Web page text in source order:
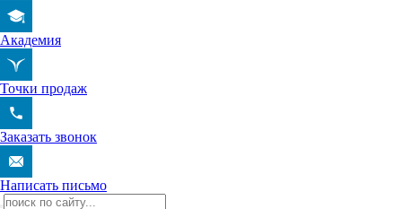
Академия
Точки продаж
Заказать звонок
Написать письмо